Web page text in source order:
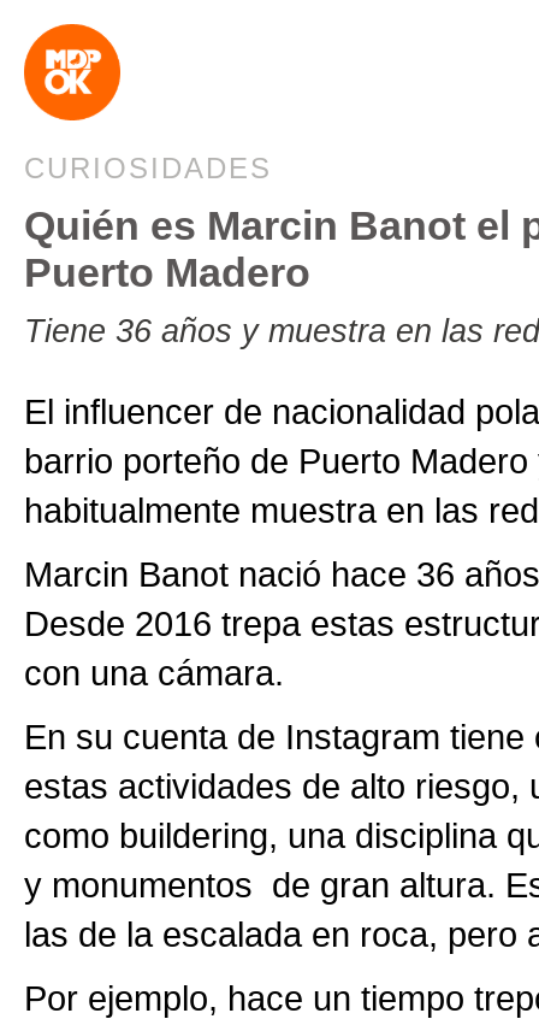
CURIOSIDADES
Quién es Marcin Banot el
Puerto Madero
Tiene 36 años y muestra en las
El influencer de nacionalidad
barrio porteño de Puerto
habitualmente muestra en las
Marcin Banot nació hace 36
Desde 2016 trepa estas
con una cámara.
En su cuenta de Instagram
estas actividades de alto riesgo,
como buildering, una disciplina
y monumentos de gran altura.
las de la escalada en roca, pero
Por ejemplo, hace un tiempo